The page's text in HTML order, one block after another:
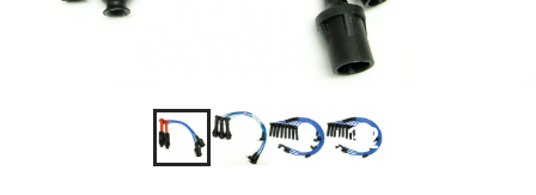
+32